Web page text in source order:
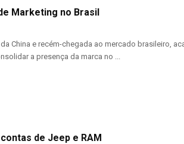
Marketing no Brasil
China e recém-chegada ao mercado brasileiro,
a presença da marca no ...
de Jeep e RAM